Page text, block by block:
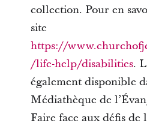
collection. Pour en
site
https://
/life-help/disabilities.
également disponible
Médiathèque de
Faire face aux défis de